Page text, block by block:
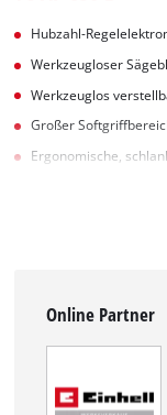
Hubzahl-
Werkzeugloser
Werkzeuglos
Großer
Ergonomische,
Online Partner